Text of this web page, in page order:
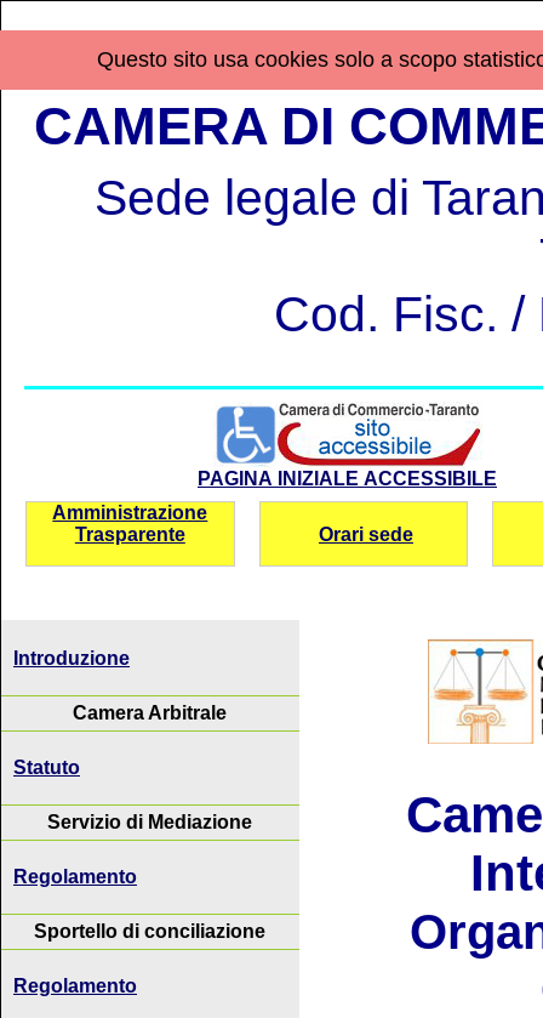
CAMERA DI
Sede legale di
Cod. Fisc. /
PAGINA INIZIALE ACCESSIBILE
Amministrazione
Trasparente
Orari sede
Introduzione
Camera Arbitrale
Statuto
Servizio di Mediazione
Regolamento
Sportello di conciliazione
Regolamento
Questo sito usa cookies solo a scopo